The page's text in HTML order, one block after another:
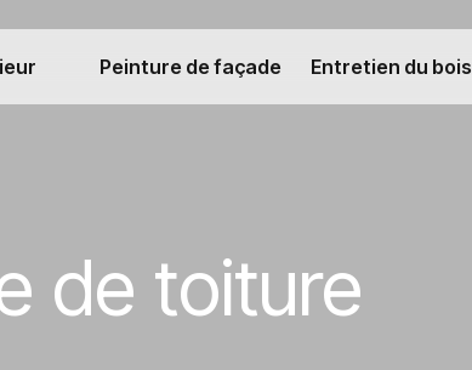
Peinture de façade Entretien du bois
de toiture